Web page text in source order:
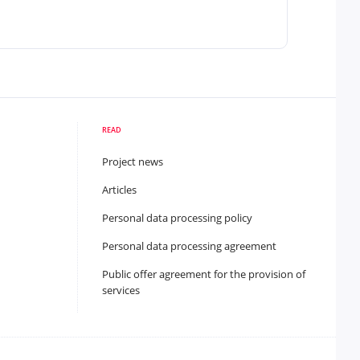
READ
Project news
Articles
Personal data processing policy
Personal data processing agreement
Public offer agreement for the provision of
services